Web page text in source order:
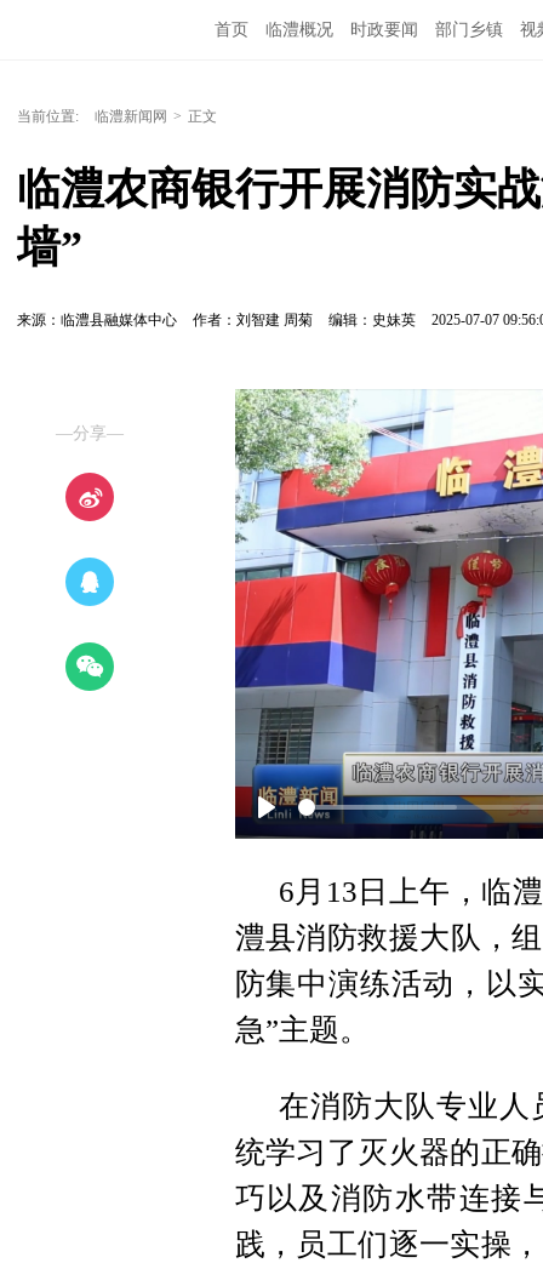
首页 临澧概况 时政要闻 部门乡镇 视
当前位置: 临澧新闻网 > 正文
临澧农商银行开展消防实
墙”
来源：临澧县融媒体中心 作者：刘智建 周菊 编辑：史妹英 2025-07-07
—分享—
Play
6月13日上午，临
澧县消防救援大队，
防集中演练活动，以
急”主题。
在消防大队专业人
统学习了灭火器的正
巧以及消防水带连接
践，员工们逐一实操